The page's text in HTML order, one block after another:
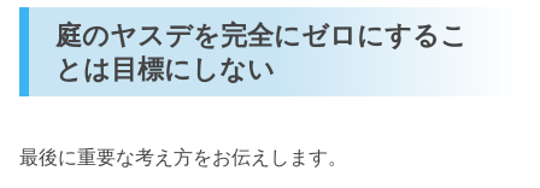
庭のヤスデを完全にゼロにするこ
とは目標にしない
最後に重要な考え方をお伝えします。